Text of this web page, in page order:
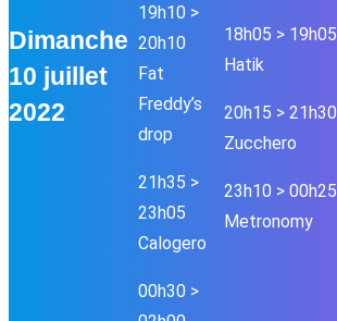
Dimanche
10 juillet
2022
19h10 >
20h10
Fat
Freddy’s
drop
21h35 >
23h05
Calogero
00h30 >
18h05 > 19h05
Hatik
20h15 > 21h30
Zucchero
23h10 > 00h25
Metronomy